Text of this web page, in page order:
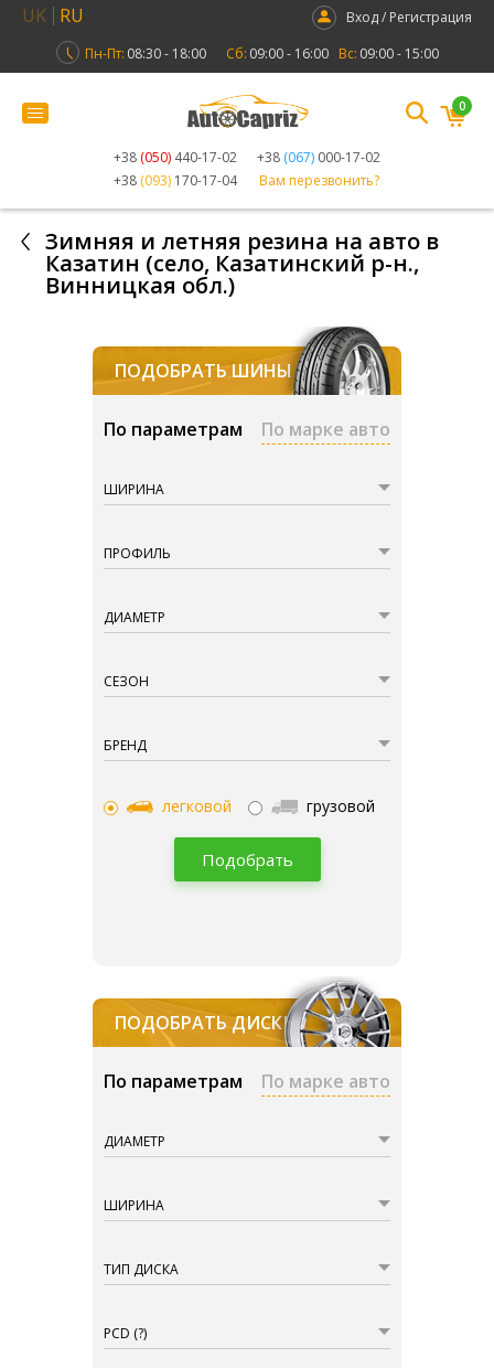
UK RU
Вход / Регистрация
Пн-Пт: 08:30 - 18:00 Сб: 09:00 - 16:00 Вс: 09:00 - 15:00
+38 (050) 440-17-02 +38 (067) 000-17-02
+38 (093) 170-17-04 Вам перезвонить?
0
Зимняя и летняя резина на авто в
Казатин (село, Казатинский р-н.,
Винницкая обл.)
ПОДОБРАТЬ ШИНЫ
По параметрам По марке авто
ШИРИНА
ПРОФИЛЬ
ДИАМЕТР
СЕЗОН
БРЕНД
легковой грузовой
Подобрать
ПОДОБРАТЬ ДИСКИ
По параметрам По марке авто
ДИАМЕТР
ШИРИНА
ТИП ДИСКА
PCD (?)